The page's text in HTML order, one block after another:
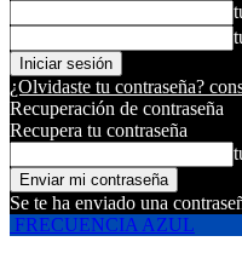
¿Olvidaste tu contraseña?
Recuperación de contraseña
Recupera tu contraseña
Se te ha enviado una
FRECUENCIA AZUL